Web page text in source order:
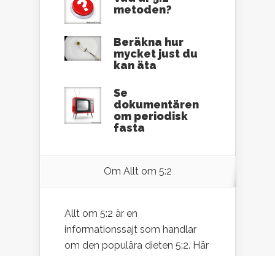
metoden?
Beräkna hur
mycket just du
kan äta
Se
dokumentären
om periodisk
fasta
Om Allt om 5:2
Allt om 5:2 är en
informationssajt som handlar
om den populära dieten 5:2. Här